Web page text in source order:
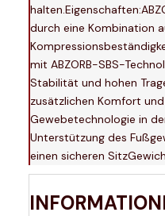
durch eine Kombination
mit ABZORB-SBS-
Stabilität und hohen
zusätzlichen Komfort
Gewebetechnologie in
Unterstützung des
einen sicheren